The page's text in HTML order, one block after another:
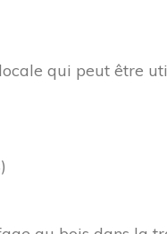
qui peut être